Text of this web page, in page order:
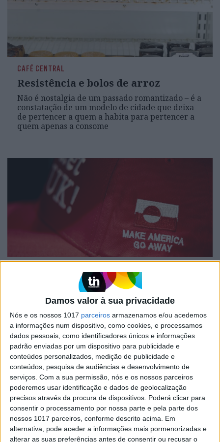
Damos valor à sua privacidade
Nós e os nossos 1017 parceiros armazenamos e/ou acedemos
a informações num dispositivo, como cookies, e processamos
dados pessoais, como identificadores únicos e informações
padrão enviadas por um dispositivo para publicidade e
conteúdos personalizados, medição de publicidade e
conteúdos, pesquisa de audiências e desenvolvimento de
serviços. Com a sua permissão, nós e os nossos parceiros
poderemos usar identificação e dados de geolocalização
precisos através da procura de dispositivos. Poderá clicar para
consentir o processamento por nossa parte e pela parte dos
nossos 1017 parceiros, conforme descrito acima. Em
alternativa, pode aceder a informações mais pormenorizadas e
alterar as suas preferências antes de consentir ou recusar o
CAFÉ CENTRAL
Resistência e bolos de arroz
Não é nostalgia de um passado romantizado – é a
constatação de um modelo de cidade que deixa
de pertencer a quem a habita para pertencer a
quem apenas a consome
Pró-Trump = Anti-Europeu
Enquanto europeu, assisto com apreensão a um
debate sobre a relação transatlântica que está
frequentemente descentrado dos nossos
interesses